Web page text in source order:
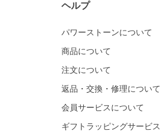
ヘルプ
パワーストーンについて
商品について
注文について
返品・交換・修理について
会員サービスについて
ギフトラッピングサービス